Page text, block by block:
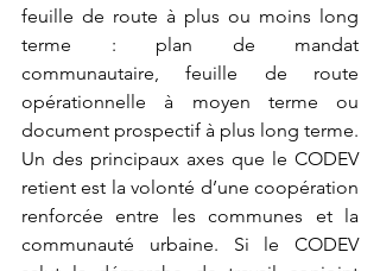
feuille de route à plus ou moins long
terme : plan de mandat
communautaire, feuille de route
opérationnelle à moyen terme ou
Un des principaux axes que le CODEV
retient est la volonté d’une coopération
renforcée entre les communes et la
communauté urbaine. Si le CODEV